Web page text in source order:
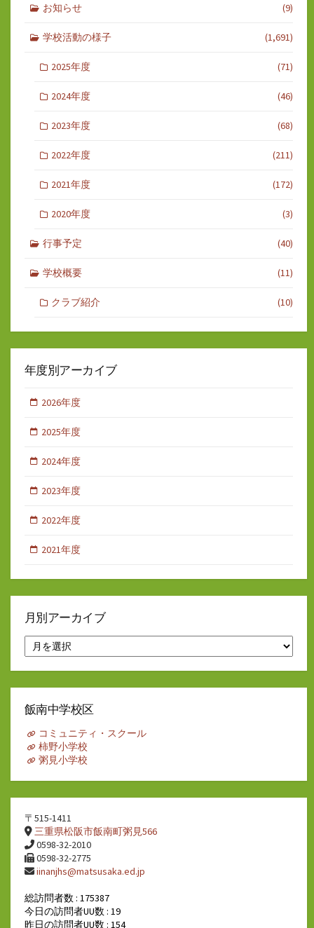
お知らせ (9)
学校活動の様子 (1,691)
2025年度 (71)
2024年度 (46)
2023年度 (68)
2022年度 (211)
2021年度 (172)
2020年度 (3)
行事予定 (40)
学校概要 (11)
クラブ紹介 (10)
年度別アーカイブ
2026年度
2025年度
2024年度
2023年度
2022年度
2021年度
月別アーカイブ
別
ア
イ
飯南中学校区
コミュニティ・スクール
柿野小学校
粥見小学校
〒515-1411
三重県松阪市飯南町粥見566
0598-32-2010
0598-32-2775
iinanjhs@matsusaka.ed.jp
総訪問者数 : 175387
今日の訪問者UU数 : 19
昨日の訪問者UU数 : 154